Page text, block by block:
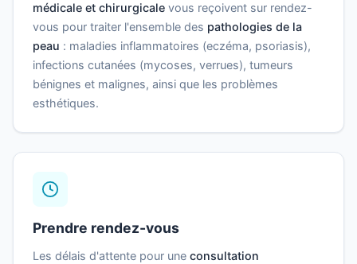
médicale et chirurgicale vous reçoivent sur rendez-
vous pour traiter l'ensemble des pathologies de la
peau : maladies inflammatoires (eczéma, psoriasis),
infections cutanées (mycoses, verrues), tumeurs
bénignes et malignes, ainsi que les problèmes
esthétiques.
Prendre rendez-vous
Les délais d'attente pour une consultation